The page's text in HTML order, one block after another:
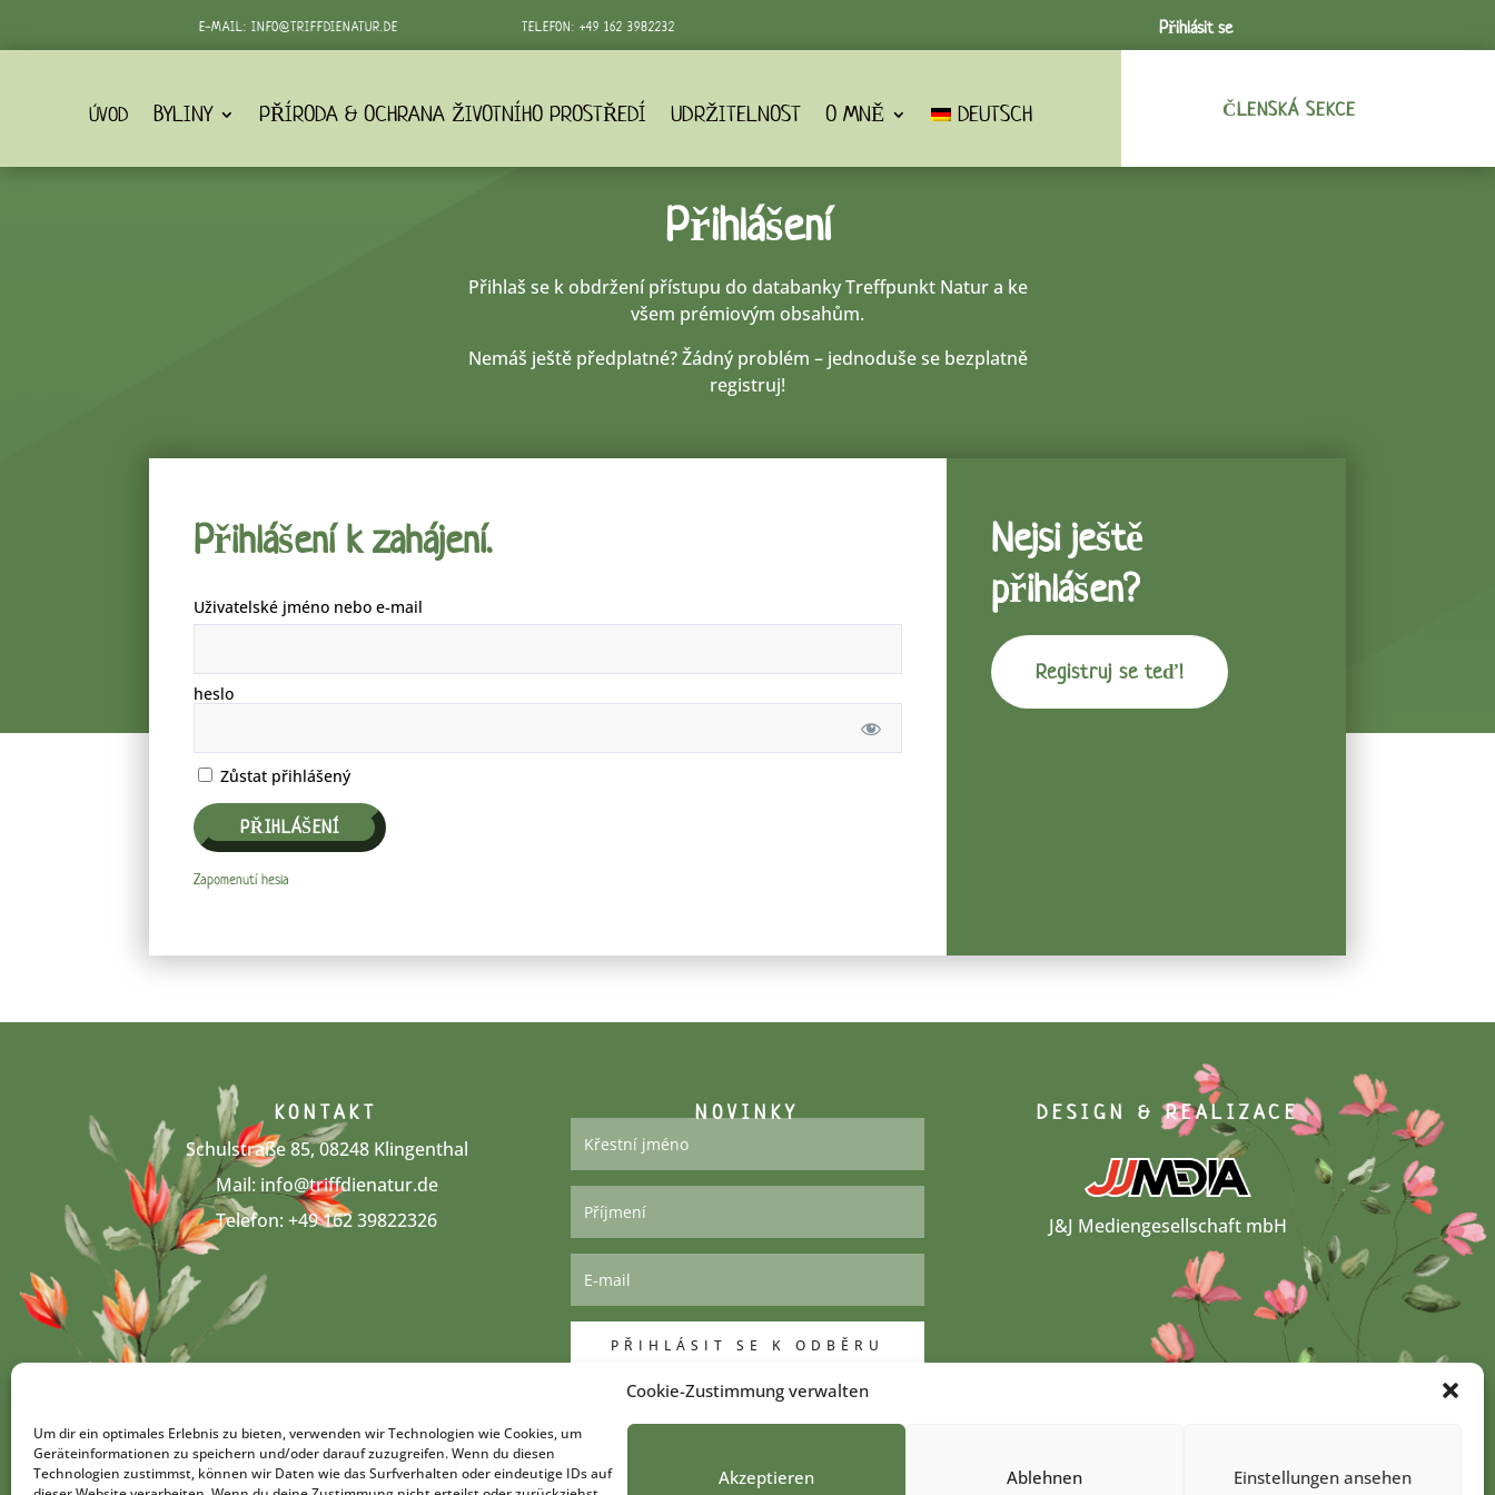
Cookie-Zustimmung verwalten
Um dir ein optimales Erlebnis zu bieten, verwenden wir Technologien wie Cookies, um
Geräteinformationen zu speichern und/oder darauf zuzugreifen. Wenn du diesen
Technologien zustimmst, können wir Daten wie das Surfverhalten oder eindeutige IDs auf
Akzeptieren Ablehnen Einstellungen ansehen
E-MAIL:INFO@TRIFFDIENATUR.DE TELEFON: +49 162 3982232‬ Přihlásit se
ÚVOD BYLINY PŘÍRODA & OCHRANA ŽIVOTNÍHO PROSTŘEDÍ UDRŽITELNOST O MNĚ DEUTSCH ČLENSKÁ SEKCE
Přihlášení
Přihlaš se k obdržení přístupu do databanky Treffpunkt Natur a ke
všem prémiovým obsahům.
Nemáš ještě předplatné? Žádný problém – jednoduše se bezplatně
registruj!
Přihlášení k zahájení.
Uživatelské jméno nebo e-mail
heslo
Zůstat přihlášený
Zapomenutí hesla
Nejsi ještě
přihlášen?
Registruj se teď!
KONTAKT
Schulstraße 85, 08248 Klingenthal
Mail: info@triffdienatur.de
Telefon: +49 162 3982232‬6
NOVINKY
PŘIHLÁSIT SE K ODBĚRU
DESIGN & REALIZACE
J&J Mediengesellschaft mbH